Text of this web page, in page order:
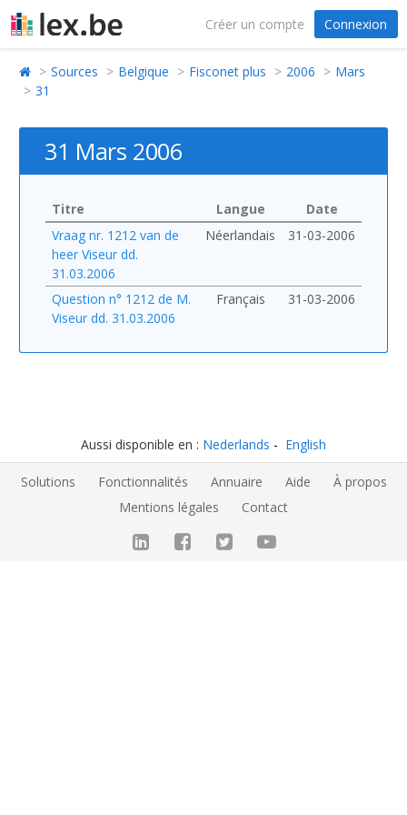
Créer un compte Connexion
Sources Belgique Fisconet plus 2006
Mars
31
31 Mars 2006
Titre Langue
Date
Vraag nr. 1212 van de
heer Viseur dd.
31.03.2006
Néerlandais 31-03-2006
Question n° 1212 de M.
Viseur dd. 31.03.2006
Français 31-03-2006
Aussi disponible en : Nederlands English
Solutions Fonctionnalités Annuaire Aide
À propos
Mentions légales
Contact